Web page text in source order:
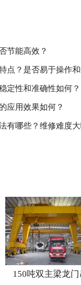
节能高效？
点？是否易于操作和
定性和准确性如何？
应用效果如何？
有哪些？维修难度大
150吨双主梁龙门